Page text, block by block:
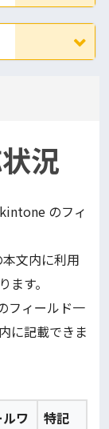
況
のフィ
文内に利用
す。
フィールド一
に記載できま
ワ
特記